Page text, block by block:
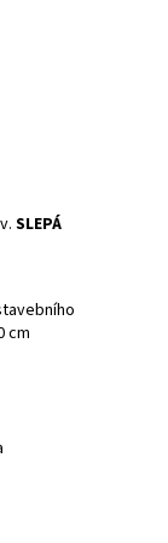
SLEPÁ
cm